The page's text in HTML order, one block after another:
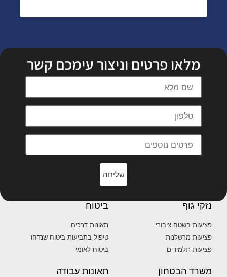
מלאו פרטים וניצור עימכם קשר
שליחה
נזקי גוף
פציעות בשטח ציבורי
פציעות מרשלנות
פציעות תלמידים
ביטוח
תאונות דרכים
טיפול בתביעות ביטוח שנדחו
ביטוח לאומי
משרד הבטחון תאונות עבודה